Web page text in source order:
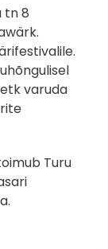
tn 8
varuda
Turu